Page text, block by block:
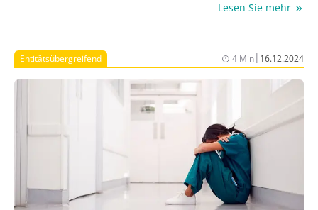
Befunde, Laborwerte und Angaben zu Medikamenten
Der operative Betrieb startet am 15. Januar zunächst
in 3 Modellregionen.
Lesen Sie mehr
Entitätsübergreifend 4 Min| 16.12.2024